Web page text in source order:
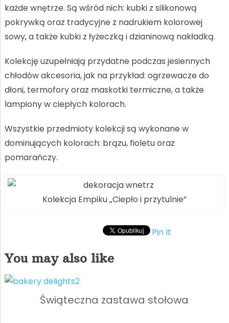
każde wnętrze. Są wśród nich: kubki z silikonową
pokrywką oraz tradycyjne z nadrukiem kolorowej
sowy, a także kubki z łyżeczką i dzianinową nakładką.
Kolekcję uzupełniają przydatne podczas jesiennych
chłodów akcesoria, jak na przykład: ogrzewacze do
dłoni, termofory oraz maskotki termiczne, a także
lampiony w ciepłych kolorach.
Wszystkie przedmioty kolekcji są wykonane w
dominujących kolorach: brązu, fioletu oraz
pomarańczy.
Kolekcja Empiku „Ciepło i przytulnie”
Pin It
You may also like
Świąteczna zastawa stołowa